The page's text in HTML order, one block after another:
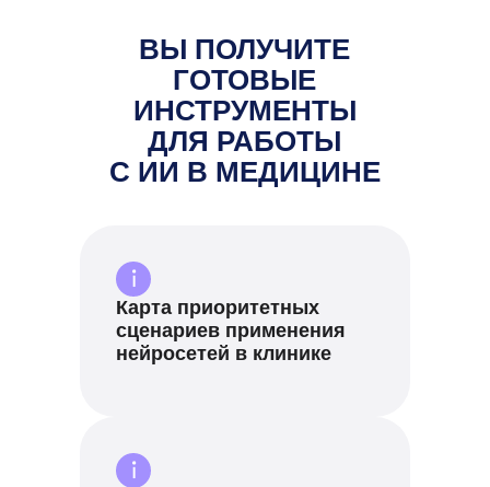
ВЫ ПОЛУЧИТЕ
ГОТОВЫЕ
ИНСТРУМЕНТЫ
ДЛЯ РАБОТЫ
С ИИ В МЕДИЦИНЕ
Карта приоритетных
сценариев применения
нейросетей в клинике